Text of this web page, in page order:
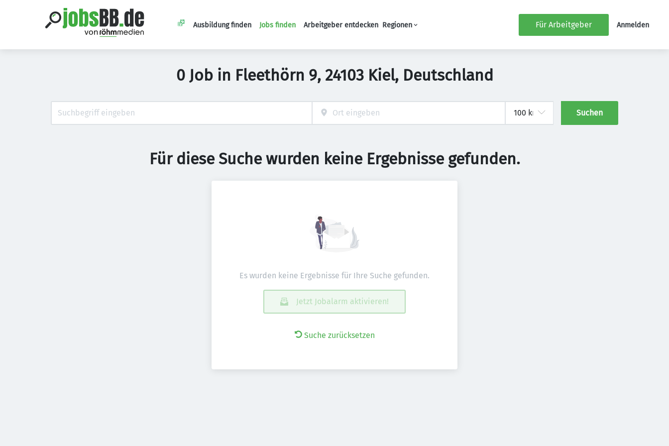
Haupt-Navigation
Ausbildung finden Jobs finden Arbeitgeber entdecken Regionen Für Arbeitgeber Anmelden
0 Job in Fleethörn 9, 24103 Kiel, Deutschland
Suchen
Für diese Suche wurden keine Ergebnisse gefunden.
Es wurden keine Ergebnisse für Ihre Suche gefunden.
Jetzt Jobalarm aktivieren!
Suche zurücksetzen